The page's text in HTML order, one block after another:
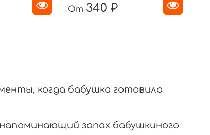
От 340 ₽
когда бабушка готовила
запах бабушкиного